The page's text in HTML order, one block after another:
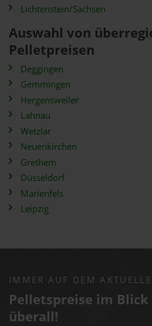
Lichtenstein/Sachsen
Auswahl von
Pelletpreisen
Deggingen
Gemmingen
Hergensweiler
Lahnau
Wetzlar
Neuenkirchen
Grethem
Düsseldorf
Marienfels
Leipzig
IMMER AUF DEM
Pelletspreise im
überall!